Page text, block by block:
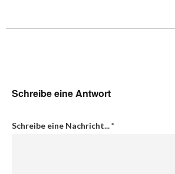
Schreibe eine Antwort
Schreibe eine Nachricht...*